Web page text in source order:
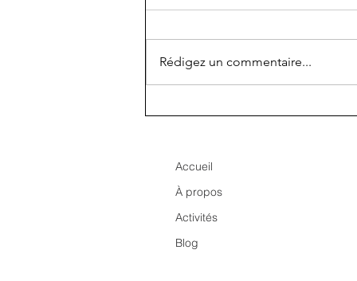
Rédigez un commentaire...
Accueil
À propos
Activités
Blog